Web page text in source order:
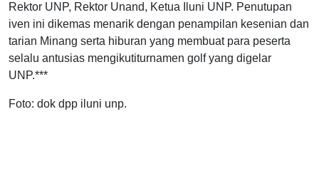
Rektor UNP, Rektor Unand, Ketua Iluni UNP. Penutupan
iven ini dikemas menarik dengan penampilan kesenian dan
tarian Minang serta hiburan yang membuat para peserta
selalu antusias mengikutiturnamen golf yang digelar
UNP.***
Foto: dok dpp iluni unp.